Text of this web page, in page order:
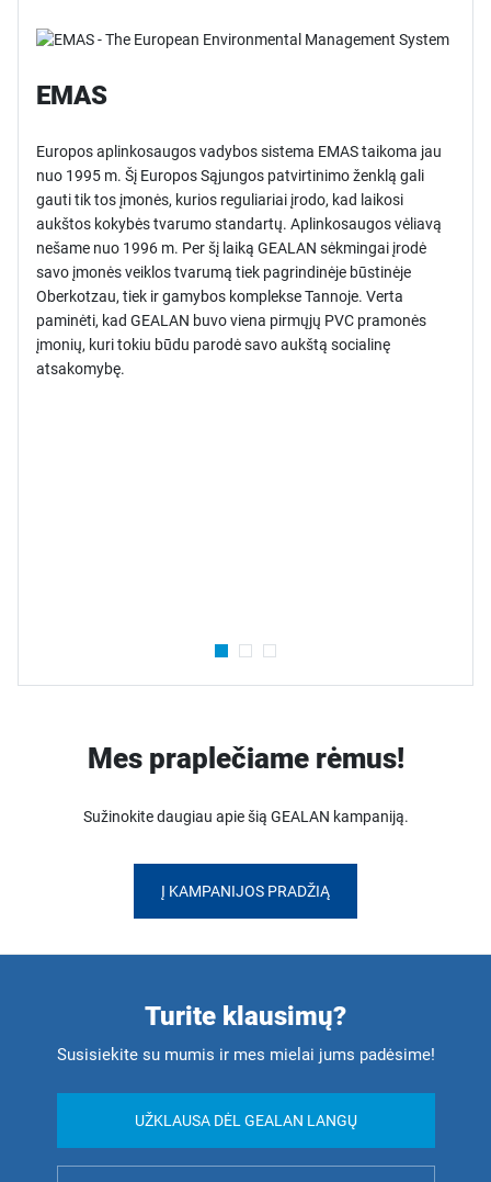
EMAS
Europos aplinkosaugos vadybos sistema EMAS taikoma jau
nuo 1995 m. Šį Europos Sąjungos patvirtinimo ženklą gali
gauti tik tos įmonės, kurios reguliariai įrodo, kad laikosi
aukštos kokybės tvarumo standartų. Aplinkosaugos vėliavą
nešame nuo 1996 m. Per šį laiką GEALAN sėkmingai įrodė
savo įmonės veiklos tvarumą tiek pagrindinėje būstinėje
Oberkotzau, tiek ir gamybos komplekse Tannoje. Verta
paminėti, kad GEALAN buvo viena pirmųjų PVC pramonės
įmonių, kuri tokiu būdu parodė savo aukštą socialinę
atsakomybę.
Mes praplečiame rėmus!
Sužinokite daugiau apie šią GEALAN kampaniją.
Į KAMPANIJOS PRADŽIĄ
Turite klausimų?
Susisiekite su mumis ir mes mielai jums padėsime!
UŽKLAUSA DĖL GEALAN LANGŲ